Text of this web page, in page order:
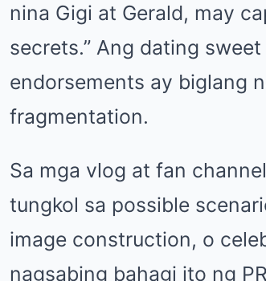
nina Gigi at Gerald, may
secrets.” Ang dating
endorsements ay biglang
fragmentation.
Sa mga vlog at fan
tungkol sa possible
image construction, o
nagsabing bahagi ito ng